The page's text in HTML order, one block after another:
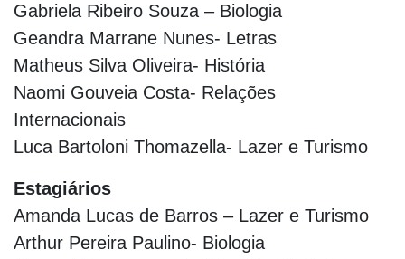
Gabriela Ribeiro Souza – Biologia
Geandra Marrane Nunes- Letras
Matheus Silva Oliveira- História
Naomi Gouveia Costa- Relações
Internacionais
Luca Bartoloni Thomazella- Lazer e Turismo
Estagiários
Amanda Lucas de Barros – Lazer e Turismo
Arthur Pereira Paulino- Biologia